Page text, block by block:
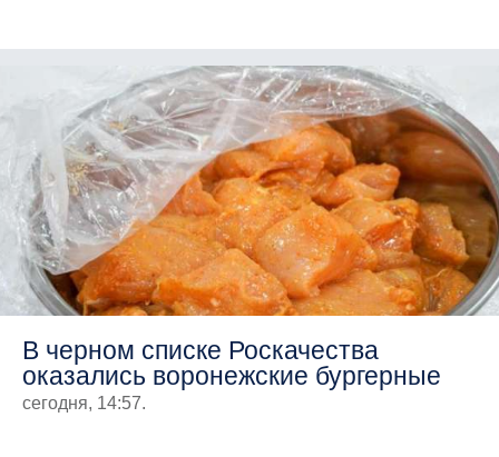
В черном списке Роскачества
оказались воронежские бургерные
сегодня, 14:57.